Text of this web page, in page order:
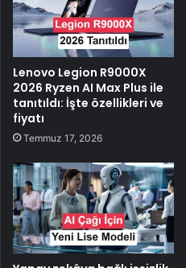
Lenovo Legion R9000X
2026 Ryzen AI Max Plus ile
tanıtıldı: İşte özellikleri ve
fiyatı
Temmuz 17, 2026